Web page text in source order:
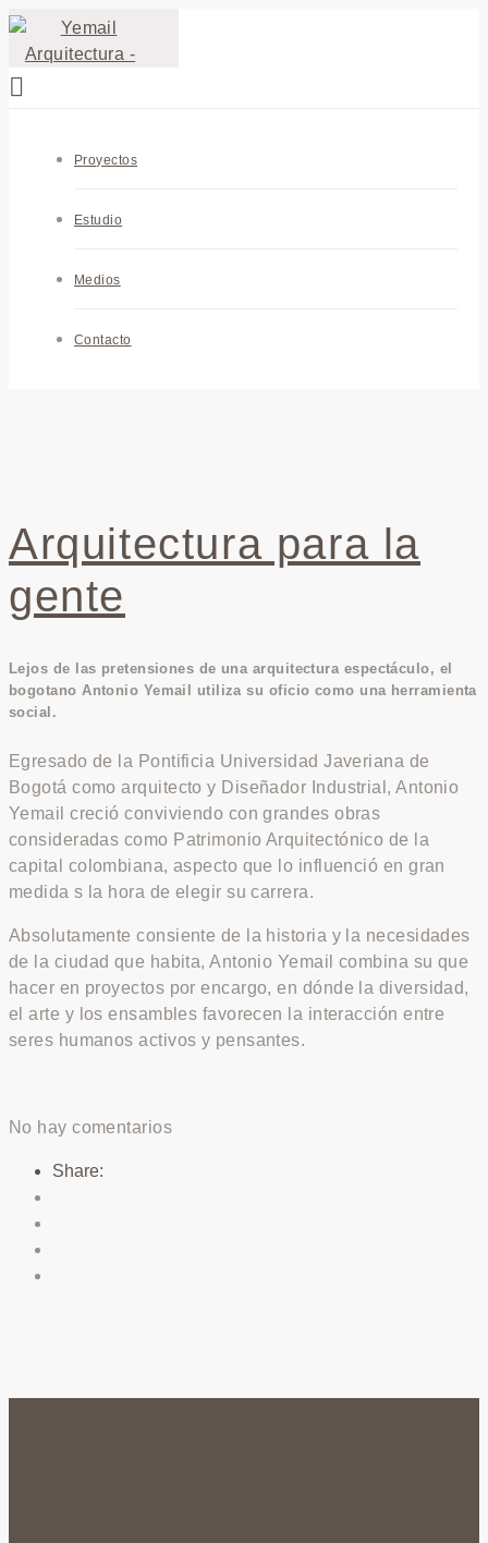
Proyectos
Estudio
Medios
Contacto
Arquitectura para la
gente
Lejos de las pretensiones de una arquitectura espectáculo, el
bogotano Antonio Yemail utiliza su oficio como una herramienta
social.
Egresado de la Pontificia Universidad Javeriana de
Bogotá como arquitecto y Diseñador Industrial, Antonio
Yemail creció conviviendo con grandes obras
consideradas como Patrimonio Arquitectónico de la
capital colombiana, aspecto que lo influenció en gran
medida s la hora de elegir su carrera.
Absolutamente consiente de la historia y la necesidades
de la ciudad que habita, Antonio Yemail combina su que
hacer en proyectos por encargo, en dónde la diversidad,
el arte y los ensambles favorecen la interacción entre
seres humanos activos y pensantes.
No hay comentarios
Share: